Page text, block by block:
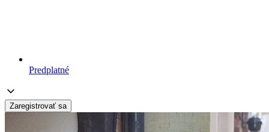
Predplatné
Zaregistrovať sa